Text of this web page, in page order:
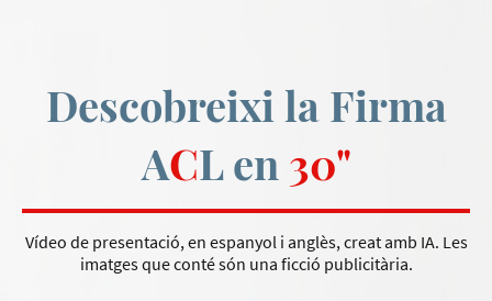
Descobreixi la Firma
ACL en 30"
Vídeo de presentació, en espanyol i anglès, creat amb IA. Les
imatges que conté són una ficció publicitària.